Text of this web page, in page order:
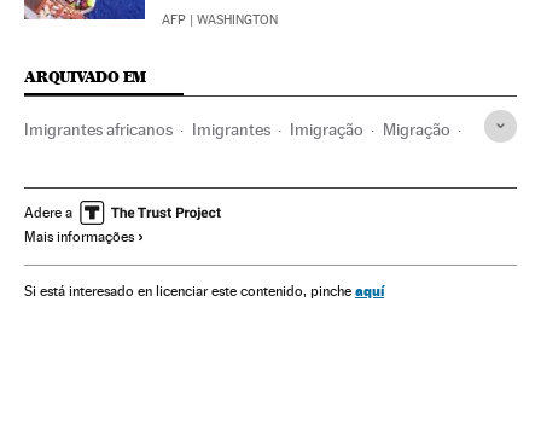
AFP | WASHINGTON
ARQUIVADO EM
Imigrantes africanos Imigrantes Imigração Migração
Adere a
Mais informações
Si está interesado en licenciar este contenido, pinche aquí